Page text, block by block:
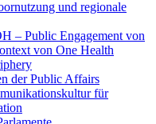
und regionale
– Public Engagement von
von One Health
der Public Affairs
für